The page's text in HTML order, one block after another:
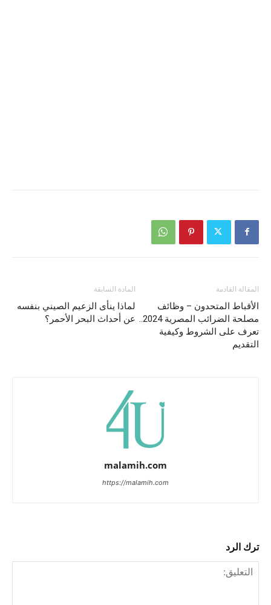
المادة السابقة
لماذا ينأى الزعيم الصيني بنفسه
عن أحداث البحر الأحمر؟
المقالة القادمة
الأقباط المتحدون – وظائف
مصلحة الضرائب المصرية 2024..
تعرف على الشروط وكيفية
التقديم
malamih.com
https://malamih.com
ترك الرد